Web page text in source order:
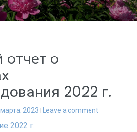
о
2022 г.
2023 Leave a comment
2022 г.